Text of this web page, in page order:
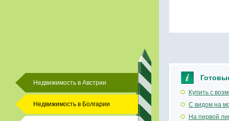
Купить с
С видом на
На первой
Недвижимость в Австрии
Недвижимость в Болгарии